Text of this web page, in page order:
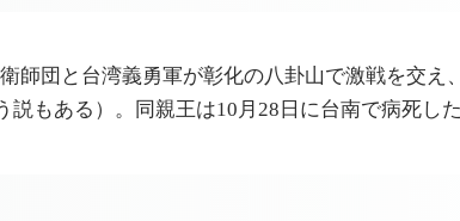
団と台湾義勇軍が彰化の八卦山で激戦を交え
もある）。同親王は10月28日に台南で病死した